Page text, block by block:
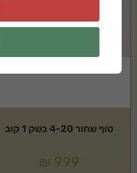
טוף שחור 4-20 בשק 1 קוב
₪ 999